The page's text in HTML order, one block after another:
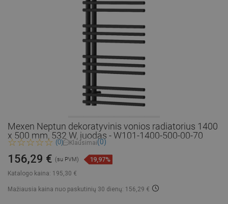
Mexen Neptun dekoratyvinis vonios radiatorius 1400
x 500 mm, 532 W, juodas - W101-1400-500-00-70
(0) Klausimai(0)
Katalogo kaina: 195,30 €
156,29 € (su PVM) 19,97%
Mažiausia kaina nuo paskutinių 30 dienų: 156,29 €